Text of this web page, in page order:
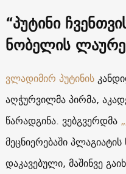
“პუტინი
ნობელის
ვლადიმირ პუტინის
აღჭურვილმა პირმა,
წარადგინა. ვებგვერდმა
მეცნიერებაში
დაკავებული, მაშინვე